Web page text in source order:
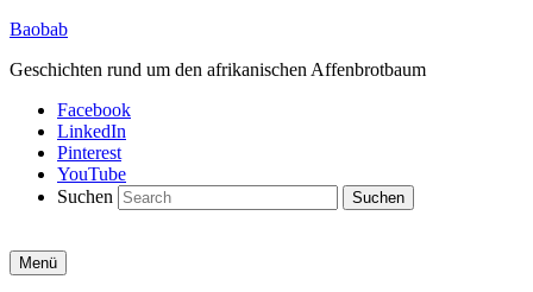
Baobab
Geschichten rund um den afrikanischen Affenbrotbaum
Facebook
LinkedIn
Pinterest
YouTube
Suchen
Menü